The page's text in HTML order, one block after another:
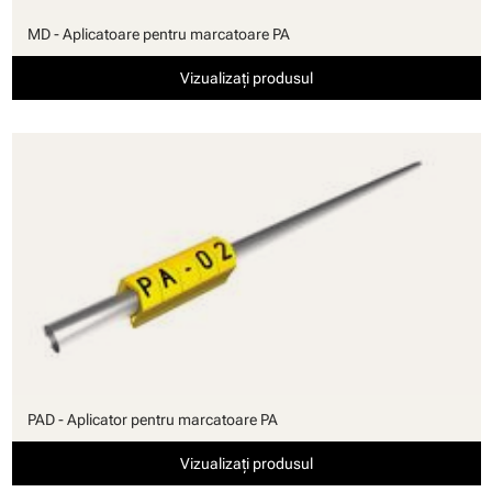
MD - Aplicatoare pentru marcatoare PA
Vizualizați produsul
PAD - Aplicator pentru marcatoare PA
Vizualizați produsul